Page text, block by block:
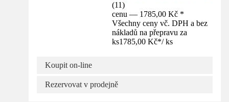
(11)
cenu — 1785,00 Kč *
Všechny ceny vč. DPH a bez
nákladů na přepravu za
ks1785,00 Kč*/ ks
Koupit on-line
Rezervovat v prodejně